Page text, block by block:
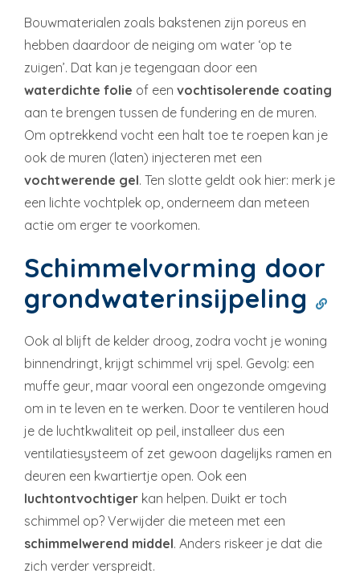
Bouwmaterialen zoals bakstenen zijn poreus en
hebben daardoor de neiging om water ‘op te
zuigen’. Dat kan je tegengaan door een
waterdichte folie of een vochtisolerende coating
aan te brengen tussen de fundering en de muren.
Om optrekkend vocht een halt toe te roepen kan je
ook de muren (laten) injecteren met een
vochtwerende gel. Ten slotte geldt ook hier: merk je
een lichte vochtplek op, onderneem dan meteen
actie om erger te voorkomen.
Schimmelvorming door
grondwaterinsijpeling
Ook al blijft de kelder droog, zodra vocht je woning
binnendringt, krijgt schimmel vrij spel. Gevolg: een
muffe geur, maar vooral een ongezonde omgeving
om in te leven en te werken. Door te ventileren houd
je de luchtkwaliteit op peil, installeer dus een
ventilatiesysteem of zet gewoon dagelijks ramen en
deuren een kwartiertje open. Ook een
luchtontvochtiger kan helpen. Duikt er toch
schimmel op? Verwijder die meteen met een
schimmelwerend middel. Anders riskeer je dat die
zich verder verspreidt.